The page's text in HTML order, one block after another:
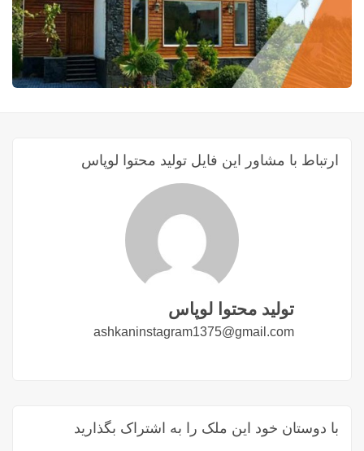
ارتباط با مشاور این فایل تولید محتوا لوپاس
تولید محتوا لوپاس
ashkaninstagram1375@gmail.com
با دوستان خود این ملک را به اشتراک بگذارید